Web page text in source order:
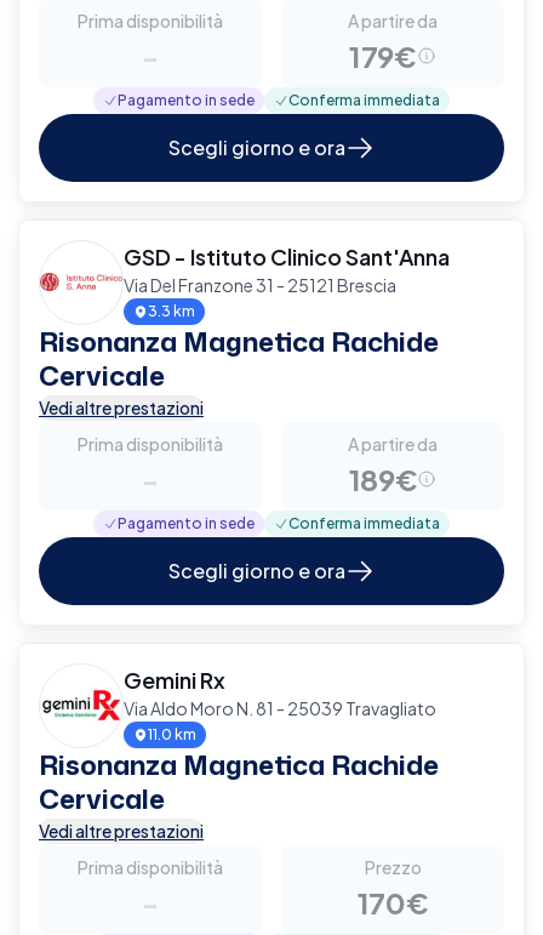
Prima disponibilità
-
A partire da
179€
Pagamento in sede Conferma immediata
Scegli giorno e ora
GSD - Istituto Clinico Sant'Anna
Via Del Franzone 31 - 25121 Brescia
3.3 km
Risonanza Magnetica Rachide
Cervicale
Vedi altre prestazioni
Prima disponibilità
-
A partire da
189€
Pagamento in sede Conferma immediata
Scegli giorno e ora
Gemini Rx
Via Aldo Moro N. 81 - 25039 Travagliato
11.0 km
Risonanza Magnetica Rachide
Cervicale
Vedi altre prestazioni
Prima disponibilità
-
Prezzo
170€